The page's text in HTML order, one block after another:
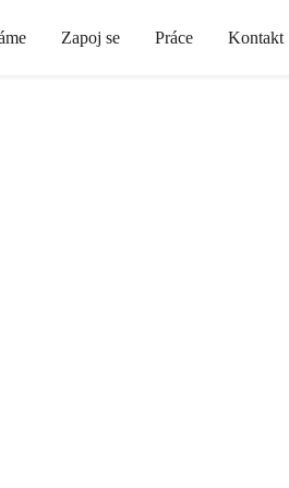
Zapoj se Práce Kontakt